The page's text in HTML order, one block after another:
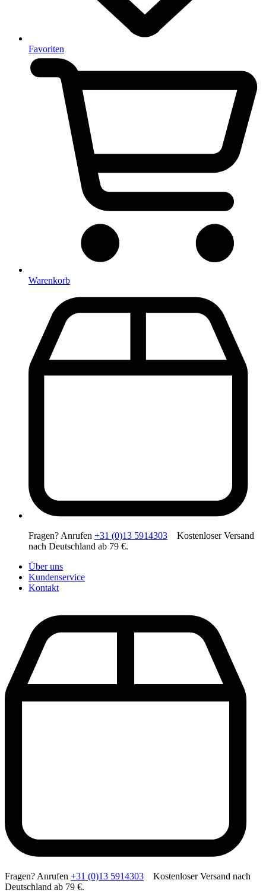
Favoriten
Warenkorb
Fragen? Anrufen +31 (0)13 5914303 Kostenloser Versand
nach Deutschland ab 79 €.
Über uns
Kundenservice
Kontakt
Fragen? Anrufen +31 (0)13 5914303 Kostenloser Versand nach
Deutschland ab 79 €.